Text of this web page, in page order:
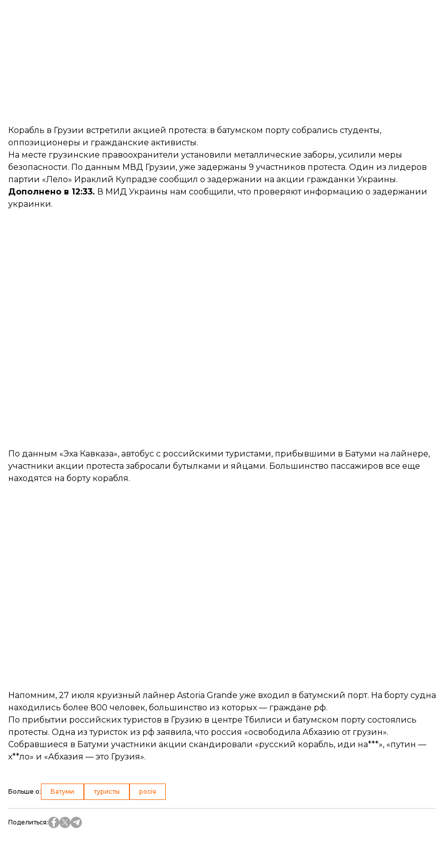
Корабль в Грузии встретили акцией протеста: в батумском порту собрались студенты,
оппозиционеры и гражданские активисты.
На месте грузинские правоохранители установили металлические заборы, усилили меры
безопасности. По данным МВД Грузии, уже задержаны 9 участников протеста. Один из лидеров
партии «Лело» Ираклий Купрадзе сообщил о задержании на акции гражданки Украины.
Дополнено в 12:33. В МИД Украины нам сообщили, что проверяют информацию о задержании
украинки.
По данным «Эха Кавказа», автобус с российскими туристами, прибывшими в Батуми на лайнере,
участники акции протеста забросали бутылками и яйцами. Большинство пассажиров все еще
находятся на борту корабля.
Напомним, 27 июля круизный лайнер Astoria Grande уже входил в батумский порт. На борту судна
находились более 800 человек, большинство из которых — граждане рф.
По прибытии российских туристов в Грузию в центре Тбилиси и батумском порту состоялись
протесты. Одна из туристок из рф заявила, что россия «освободила Абхазию от грузин».
Собравшиеся в Батуми участники акции скандировали «русский корабль, иди на***», «путин —
х**ло» и «Абхазия — это Грузия».
Больше о: Батуми туристы росія
Поделиться: